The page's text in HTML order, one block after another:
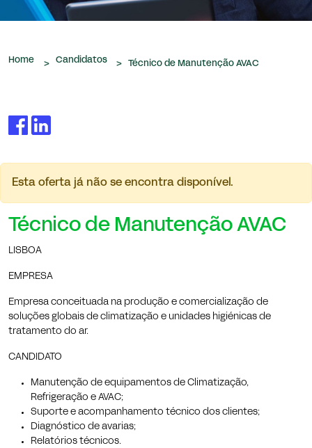
que nos são confiados.
Home > Candidatos > Técnico de Manutenção AVAC
Esta oferta já não se encontra disponível.
Técnico de Manutenção AVAC
LISBOA
EMPRESA
Empresa conceituada na produção e comercialização de
soluções globais de climatização e unidades higiénicas de
tratamento do ar.
CANDIDATO
Manutenção de equipamentos de Climatização,
Refrigeração e AVAC;
Suporte e acompanhamento técnico dos clientes;
Diagnóstico de avarias;
Relatórios técnicos.